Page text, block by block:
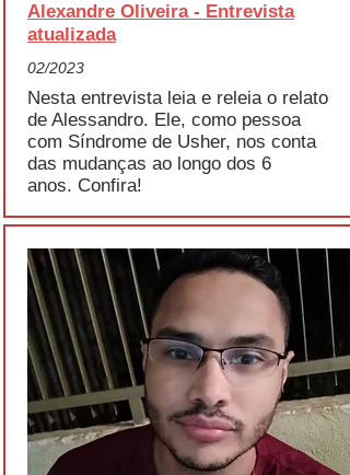
Alexandre Oliveira - Entrevista
atualizada
02/2023
Nesta entrevista leia e releia o relato
de Alessandro. Ele, como pessoa
com Síndrome de Usher, nos conta
das mudanças ao longo dos 6
anos. Confira!